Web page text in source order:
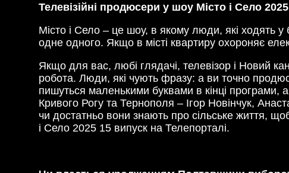
Телевізійні продюсери у шоу Місто і Село 2025
Місто і Село – це шоу, в якому люди, які ходять
одне одного. Якщо в місті квартиру охороняє
Якщо для вас, любі глядачі, телевізор і Новий
робота. Люди, які чують фразу: а ви точно
пишуться маленькими буквами в кінці програми,
Кривого Рогу та Тернополя – Ігор Новінчук,
чи достатньо вони знають про сільське життя,
і Село 2025 15 випуск на Телепорталі.